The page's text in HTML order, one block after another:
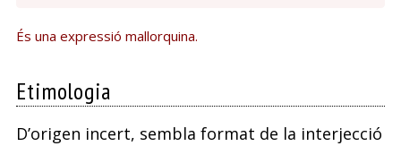
És una expressió mallorquina.
Etimologia
D’origen incert, sembla format de la interjecció